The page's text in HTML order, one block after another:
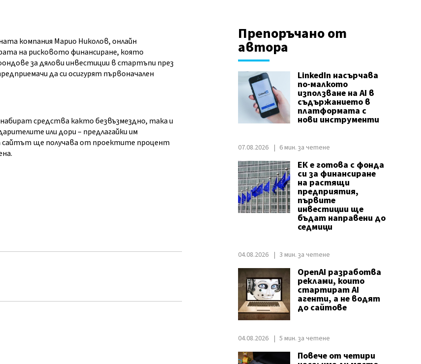
компания Марио Николов, онлайн
на рисковото финансиране, която
за дялови инвестиции в стартъпи през
да си осигурят първоначален
средства както безвъзмездно, така и
или дори – предлагайки им
сайтът ще получава от проектите процент
Препоръчано от
автора
LinkedIn насърчава
по-малкото
използване на AI в
съдържанието в
платформата с
нови инструменти
07.08.2026 6 мин. за четене
ЕК е готова с фонда
си за финансиране
на растящи
предприятия,
първите
инвестиции ще
бъдат направени до
седмици
04.08.2026 3 мин. за четене
OpenAI разработва
реклами, които
стартират AI
агенти, а не водят
до сайтове
04.08.2026 5 мин. за четене
Повече от четири